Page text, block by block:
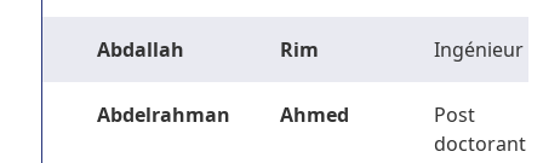
Abdallah Rim Ingénieur
Abdelrahman Ahmed
Post
doctorant